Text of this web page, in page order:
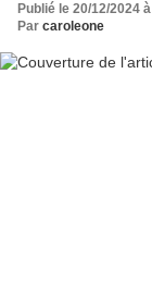
Publié le 20/12/2024
Par caroleone